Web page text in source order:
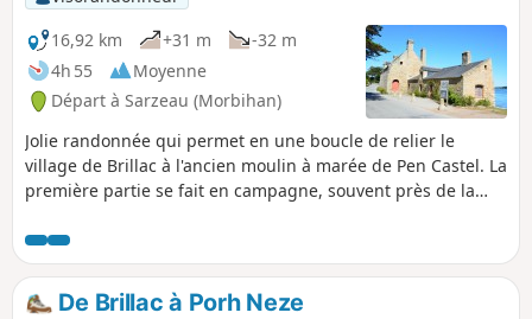
le Vincin qui enlacent la délicieuse
presqu’île de Conleau.
16,92 km
+31 m
-32 m
4h 55
Moyenne
Départ à Sarzeau (Morbihan)
Jolie randonnée qui permet en une boucle de relier le
village de Brillac à l'ancien moulin à marée de Pen Castel. La
première partie se fait en campagne, souvent près de la
ombragé et qui permet d'avoir une vue sympathique sur le
golfe (les iles) et de traverser quelques petits village et
notamment le petit port du Logéo.
De Brillac à Porh Neze